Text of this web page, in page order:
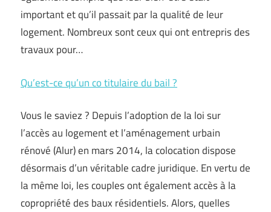
important et qu’il passait par la qualité de leur
logement. Nombreux sont ceux qui ont entrepris des
travaux pour…
Qu’est-ce qu’un co titulaire du bail ?
Vous le saviez ? Depuis l’adoption de la loi sur
l’accès au logement et l’aménagement urbain
rénové (Alur) en mars 2014, la colocation dispose
désormais d’un véritable cadre juridique. En vertu de
la même loi, les couples ont également accès à la
copropriété des baux résidentiels. Alors, quelles